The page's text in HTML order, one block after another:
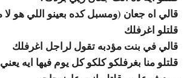
قالي اه جعان (ومسبل كده بعينو اللي هو
قلتلو اغرفلك
قالي في بنت مؤدبه تقول لراجل اغرفلك
قلتلو منا بغرفلكو كلكو كل يوم فيها ايه يعني